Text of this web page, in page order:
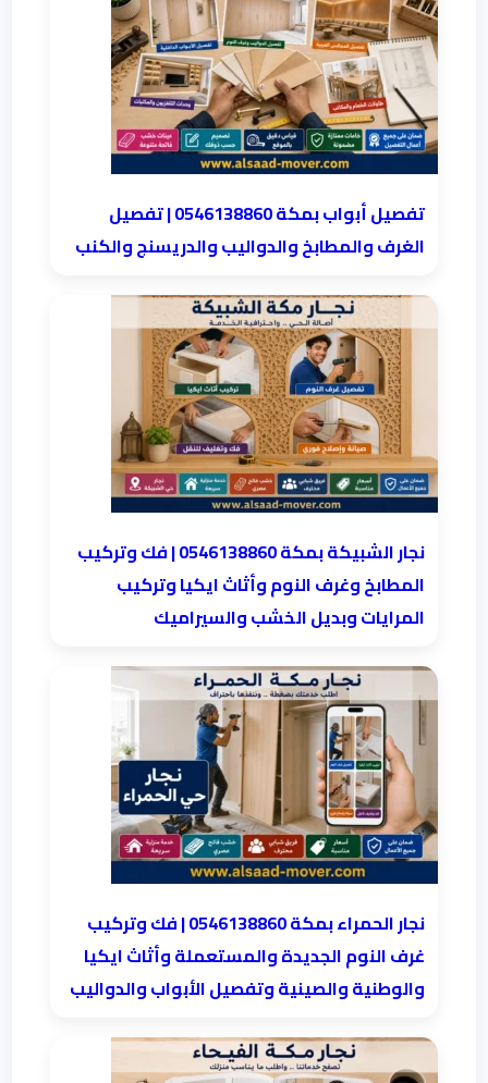
تفصيل أبواب بمكة 0546138860 | تفصيل
الغرف والمطابخ والدواليب والدريسنج والكنب
نجار الشبيكة بمكة 0546138860⁩ | فك وتركيب
المطابخ وغرف النوم وأثاث ايكيا وتركيب
المرايات وبديل الخشب والسيراميك
نجار الحمراء بمكة 0546138860⁩ | فك وتركيب
غرف النوم الجديدة والمستعملة وأثاث ايكيا
والوطنية والصينية وتفصيل الأبواب والدواليب